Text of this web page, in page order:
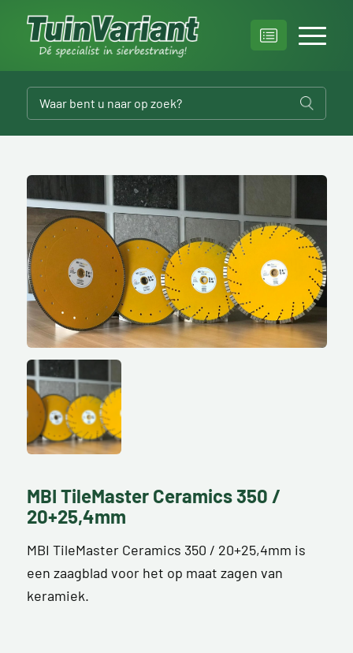
MBI TileMaster Ceramics 350 /
20+25,4mm
MBI TileMaster Ceramics 350 / 20+25,4mm is
een zaagblad voor het op maat zagen van
keramiek.